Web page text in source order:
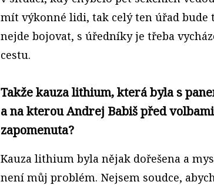
mít výkonné lidi, tak celý ten úřad bude
nejde bojovat, s úředníky je třeba
cestu.
Takže kauza lithium, která byla s
a na kterou Andrej Babiš před
zapomenuta?
Kauza lithium byla nějak dořešena a
není můj problém. Nejsem soudce,